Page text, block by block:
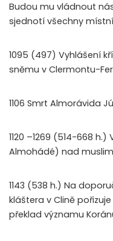
Budou mu vládnout
sjednotí všechny
1095 (497) Vyhlášení
sněmu v Clermontu-
1106 Smrt Almorávida
1120 –1269 (514-668
Almohádé) nad
1143 (538 h.) Na
kláštera v Clině
překlad významu